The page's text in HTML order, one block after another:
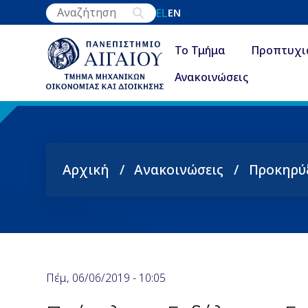
Παράκαμψη
προς
περιεχόμενο
ELEN
Το Τμήμα
Ανακοινώσεις
Breadcrumb
Αρχική Ανακοινώσεις
Πέμ, 06/06/2019 - 10:05